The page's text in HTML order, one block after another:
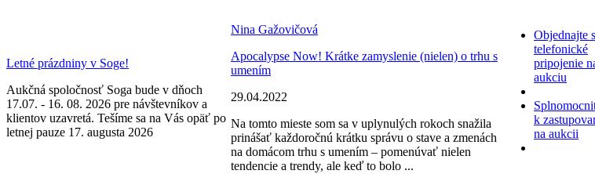
Letné prázdniny v Soge!
Aukčná spoločnosť Soga bude v dňoch
17.07. - 16. 08. 2026 pre návštevníkov a
klientov uzavretá. Tešíme sa na Vás opäť po
letnej pauze 17. augusta 2026
Nina Gažovičová
Apocalypse Now! Krátke zamyslenie (nielen) o trhu s
umením
29.04.2022
Na tomto mieste som sa v uplynulých rokoch snažila
prinášať každoročnú krátku správu o stave a zmenách
na domácom trhu s umením – pomenúvať nielen
tendencie a trendy, ale keď to bolo ...
Objednajte
telefonické
pripojenie
aukciu
k
na aukcii